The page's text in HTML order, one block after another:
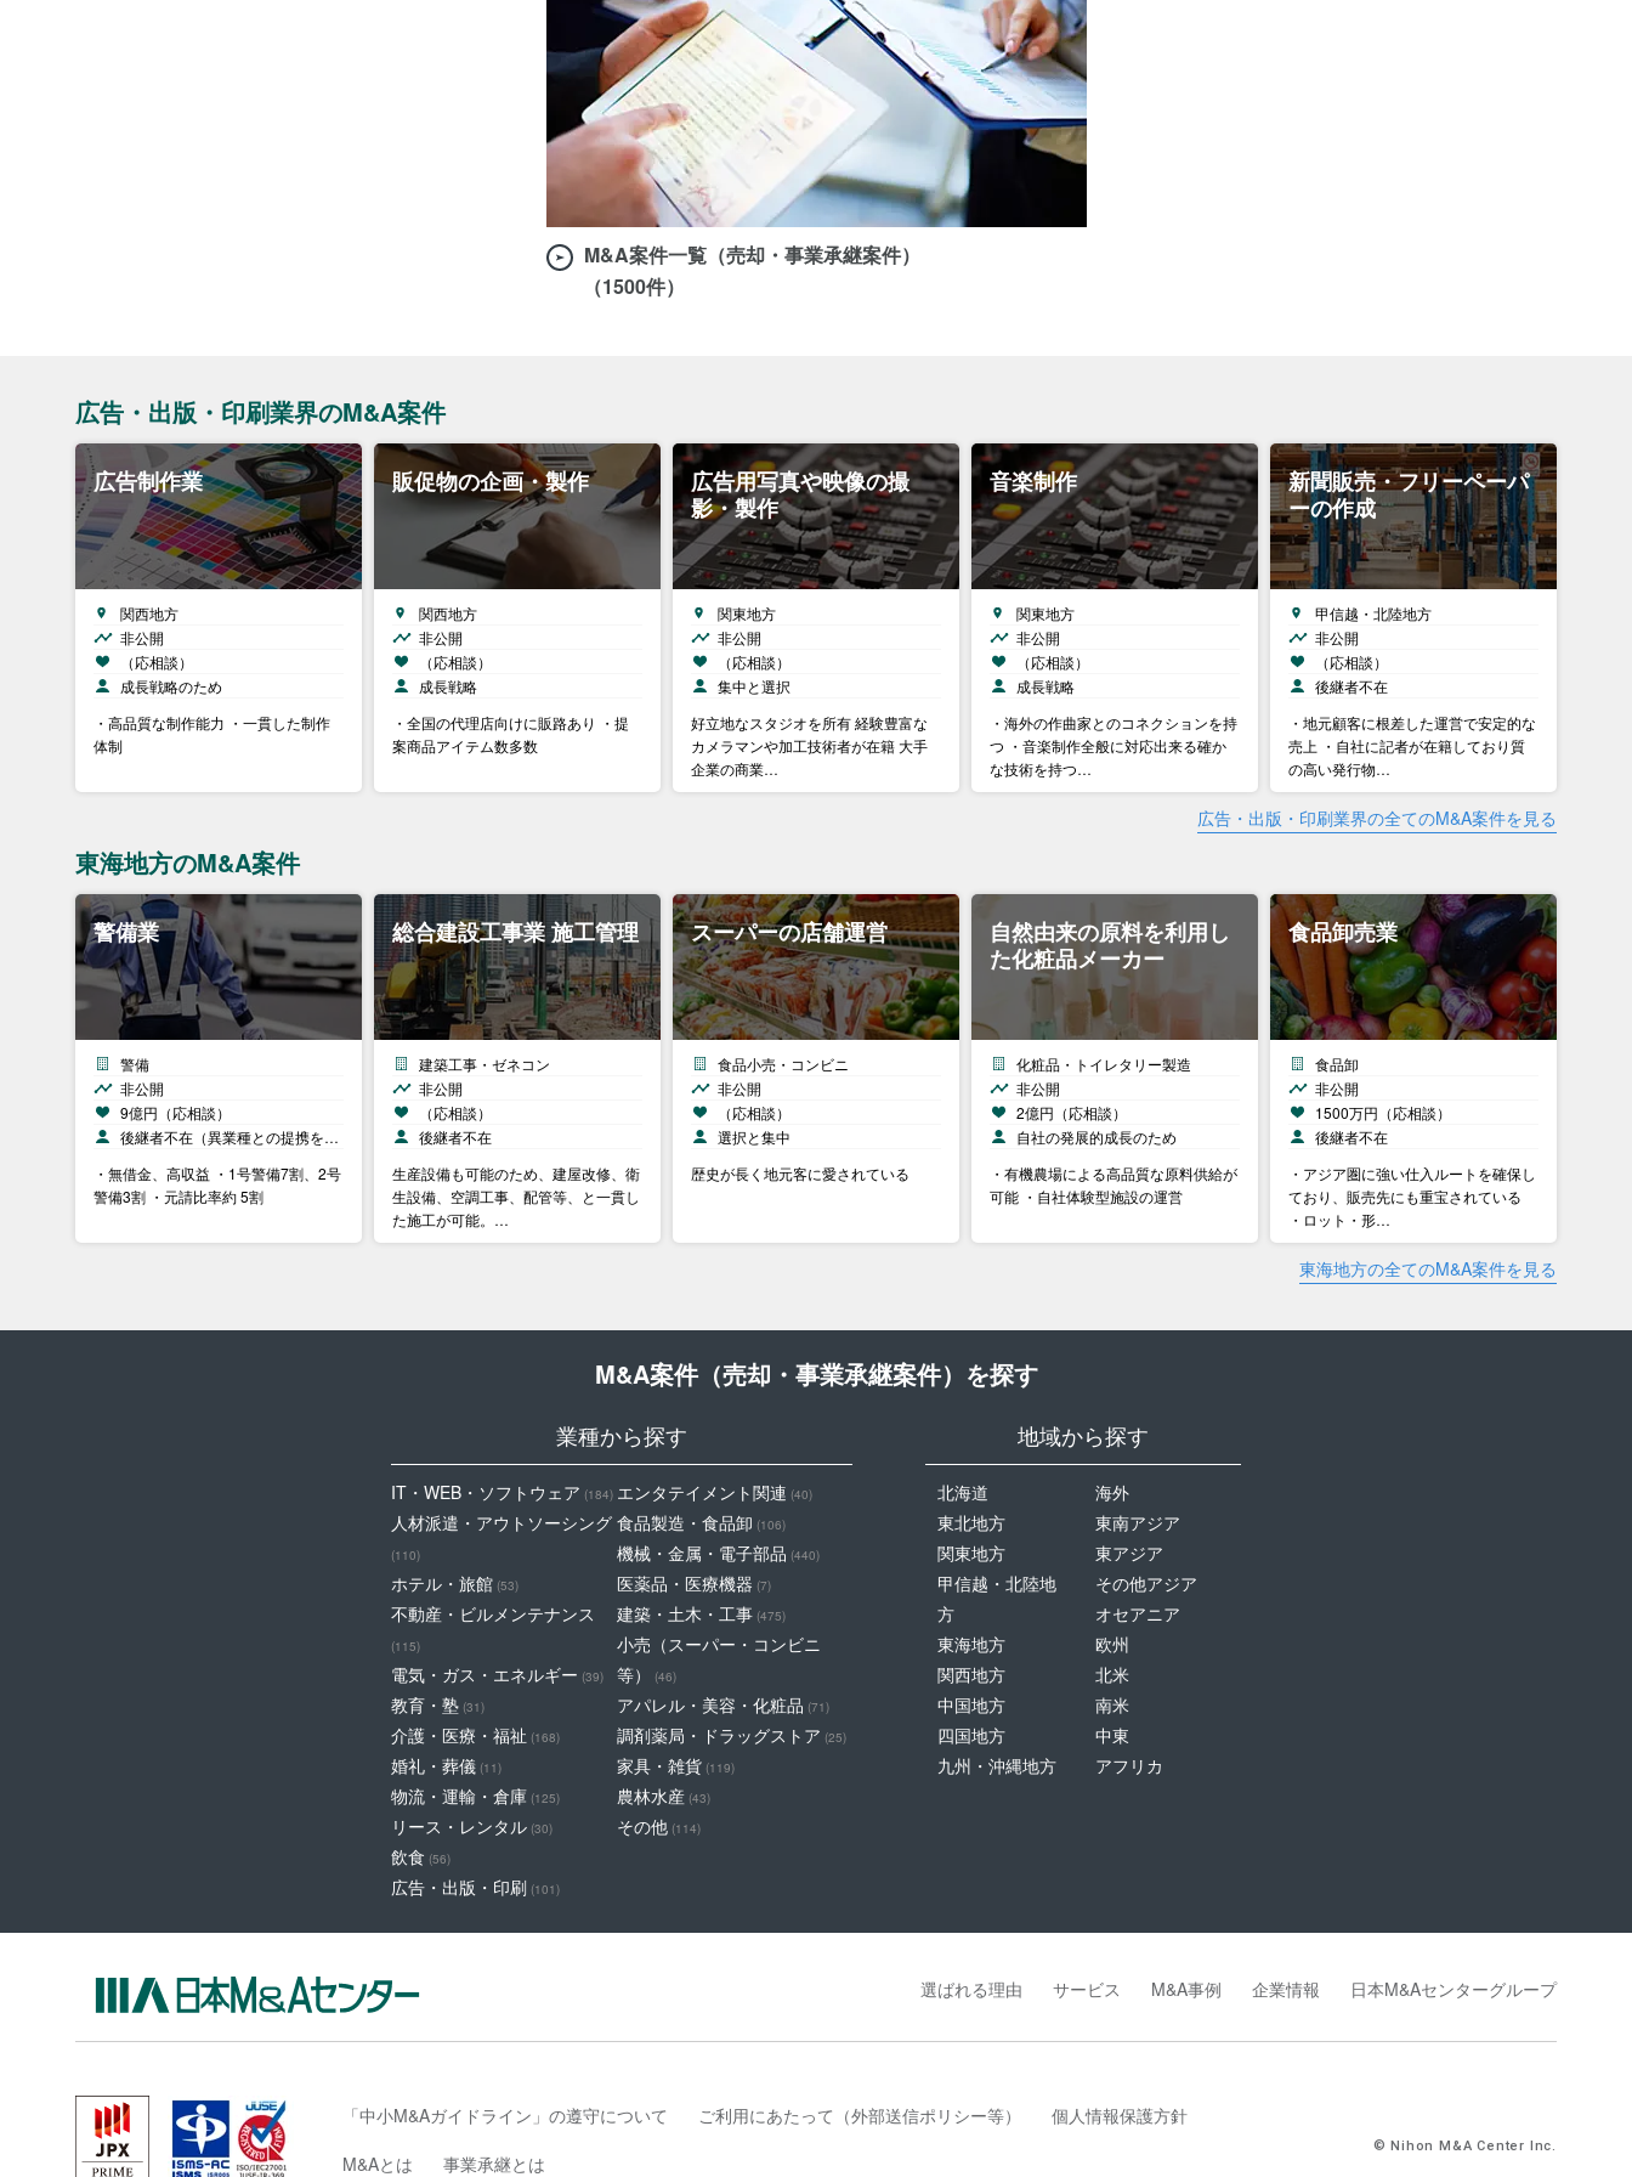
M&A案件一覧（売却・事業承継案件）
（1500件）
広告・出版・印刷業界のM&A案件
広告制作業
関西地方
非公開
（応相談）
成長戦略のため
・高品質な制作能力 ・一貫した制作
体制
販促物の企画・製作
関西地方
非公開
（応相談）
成長戦略
・全国の代理店向けに販路あり ・提
案商品アイテム数多数
広告用写真や映像の撮
影・製作
関東地方
非公開
（応相談）
集中と選択
好立地なスタジオを所有 経験豊富な
カメラマンや加工技術者が在籍 大手
企業の商業…
音楽制作
関東地方
非公開
（応相談）
成長戦略
・海外の作曲家とのコネクションを持
つ ・音楽制作全般に対応出来る確か
な技術を持つ…
新聞販売・フリーペーパ
ーの作成
甲信越・北陸地方
非公開
（応相談）
後継者不在
・地元顧客に根差した運営で安定的な
売上 ・自社に記者が在籍しており質
の高い発行物…
広告・出版・印刷業界の全てのM&A案件を見る
東海地方のM&A案件
警備業
警備
非公開
9億円（応相談）
後継者不在（異業種との提携を…
・無借金、高収益 ・1号警備7割、2号
警備3割 ・元請比率約 5割
総合建設工事業 施工管理
建築工事・ゼネコン
非公開
（応相談）
後継者不在
生産設備も可能のため、建屋改修、衛
生設備、空調工事、配管等、と一貫し
た施工が可能。…
スーパーの店舗運営
食品小売・コンビニ
非公開
（応相談）
選択と集中
歴史が長く地元客に愛されている
自然由来の原料を利用し
た化粧品メーカー
化粧品・トイレタリー製造
非公開
2億円（応相談）
自社の発展的成長のため
・有機農場による高品質な原料供給が
可能 ・自社体験型施設の運営
食品卸売業
食品卸
非公開
1500万円（応相談）
後継者不在
・アジア圏に強い仕入ルートを確保し
ており、販売先にも重宝されている
・ロット・形…
東海地方の全てのM&A案件を見る
M&A案件（売却・事業承継案件）を探す
業種から探す
IT・WEB・ソフトウェア (184)
人材派遣・アウトソーシング
(110)
ホテル・旅館 (53)
不動産・ビルメンテナンス
(115)
電気・ガス・エネルギー (39)
教育・塾 (31)
介護・医療・福祉 (168)
婚礼・葬儀 (11)
物流・運輸・倉庫 (125)
リース・レンタル (30)
飲食 (56)
広告・出版・印刷 (101)
エンタテイメント関連 (40)
食品製造・食品卸 (106)
機械・金属・電子部品 (440)
医薬品・医療機器 (7)
建築・土木・工事 (475)
小売（スーパー・コンビニ
等）
(46)
アパレル・美容・化粧品 (71)
調剤薬局・ドラッグストア (25)
家具・雑貨 (119)
農林水産 (43)
その他 (114)
地域から探す
北海道
東北地方
関東地方
甲信越・北陸地
方
東海地方
関西地方
中国地方
四国地方
九州・沖縄地方
海外
東南アジア
東アジア
その他アジア
オセアニア
欧州
北米
南米
中東
アフリカ
選ばれる理由 サービス M&A事例 企業情報 日本M&Aセンターグループ
「中小M&Aガイドライン」の遵守について ご利用にあたって（外部送信ポリシー等）
個人情報保護方針
M&Aとは
事業承継とは
© Nihon M&A Center Inc.